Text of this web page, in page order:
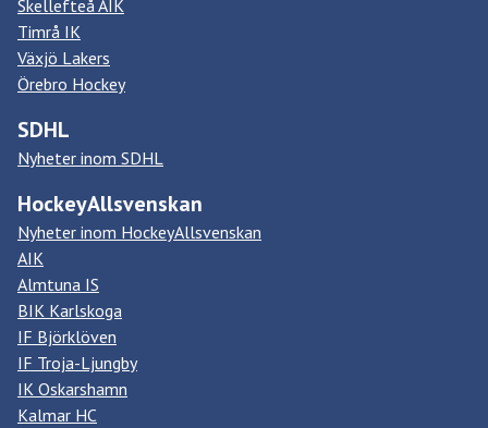
Skellefteå AIK
Timrå IK
Växjö Lakers
Örebro Hockey
SDHL
Nyheter inom SDHL
HockeyAllsvenskan
Nyheter inom HockeyAllsvenskan
AIK
Almtuna IS
BIK Karlskoga
IF Björklöven
IF Troja-Ljungby
IK Oskarshamn
Kalmar HC